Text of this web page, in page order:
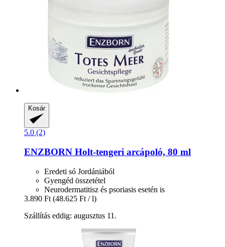
Kosár
5.0 (2)
ENZBORN Holt-​tengeri arcápoló, 80 ml
Eredeti só Jordániából
Gyengéd összetétel
Neurodermatitisz és psoriasis esetén is
3.890 Ft (48.625 Ft / l)
Szállítás eddig: augusztus 11.